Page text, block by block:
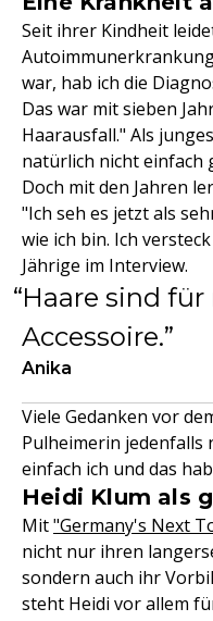
Seit ihrer Kindheit
war, hab ich die
Das war mit sieben
Haarausfall." Als
natürlich nicht einfach
Doch mit den Jahren
"Ich seh es jetzt als
wie ich bin. Ich
Jährige im Interview.
Haare sind
Accessoire.
Anika
Viele Gedanken vor
Pulheimerin jedenfalls
einfach ich und das
Heidi Klum als
Mit"Germany's Next
nicht nur ihren
sondern auch ihr
steht Heidi vor allem